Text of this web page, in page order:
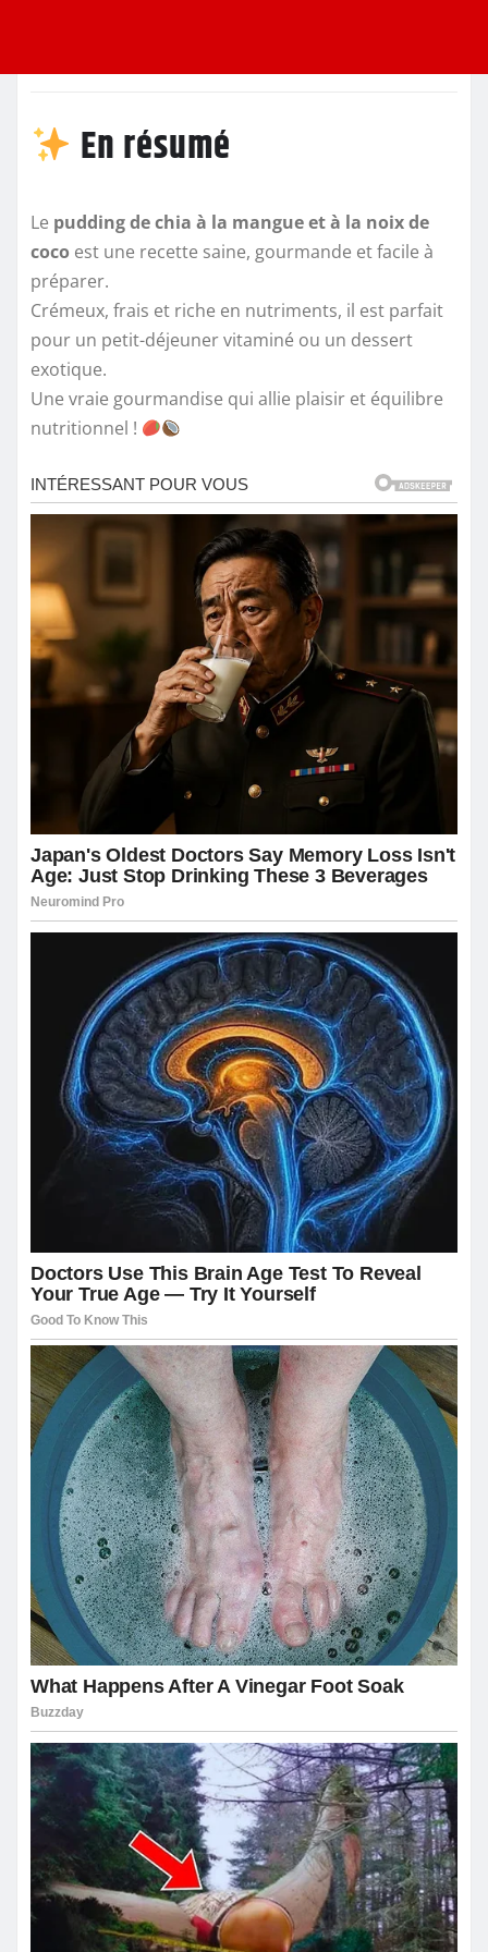
En résumé
Le pudding de chia à la mangue et à la noix de
coco est une recette saine, gourmande et facile à
préparer.
Crémeux, frais et riche en nutriments, il est parfait
pour un petit-déjeuner vitaminé ou un dessert
exotique.
Une vraie gourmandise qui allie plaisir et équilibre
nutritionnel !